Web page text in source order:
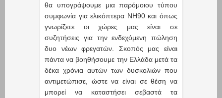
θα υπογράψουμε μια παρόμοιου τύπου
συμφωνία για ελικόπτερα NH90 και όπως
γνωρίζετε οι χώρες μας είναι σε
συζητήσεις για την ενδεχόμενη πώληση
δυο νέων φρεγατών. Σκοπός μας είναι
πάντα να βοηθήσουμε την Ελλάδα μετά τα
δέκα χρόνια αυτών των δυσκολιών που
αντιμετώπισε, ώστε να είναι σε θέση να
μπορεί να καταστήσει σεβαστά τα